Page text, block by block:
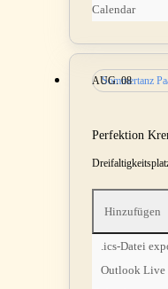
Calendar
Sommertanz
AUG.08
Perfektion
Hinzufügen
.ics-Datei
Outlook Live